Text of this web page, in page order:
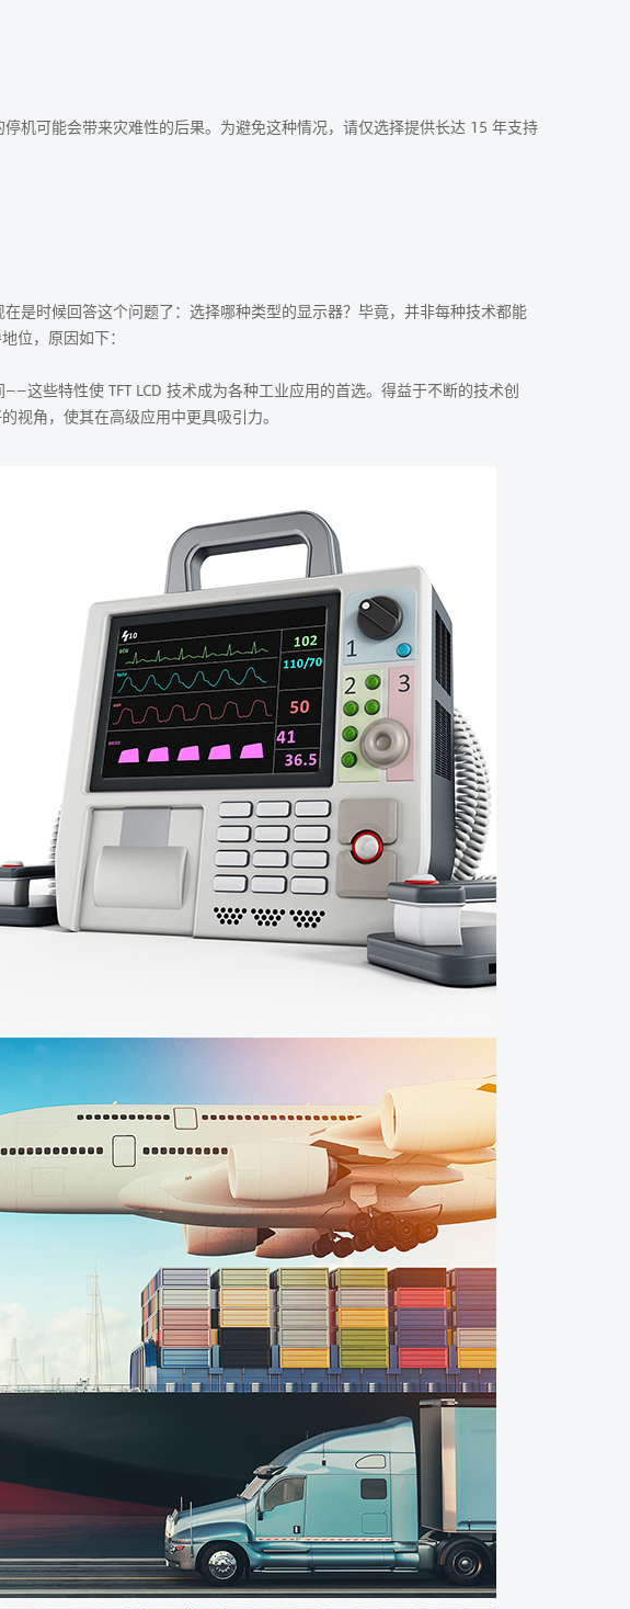
机可能会带来灾难性的后果。为避免这种情况，请仅选择提供长达 15 年支持
是时候回答这个问题了：选择哪种类型的显示器？毕竟，并非每种技术都能
位，原因如下：
这些特性使 TFT LCD 技术成为各种工业应用的首选。得益于不断的技术创
视角，使其在高级应用中更具吸引力。